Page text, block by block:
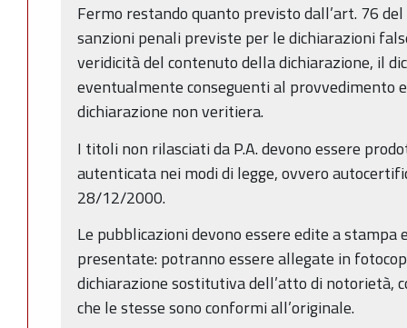
Fermo restando quanto previsto dall’art. 76
sanzioni penali previste per le dichiarazioni
veridicità del contenuto della dichiarazione, il
eventualmente conseguenti al provvedimento
dichiarazione non veritiera.
I titoli non rilasciati da P.A. devono essere
autenticata nei modi di legge, ovvero
28/12/2000.
Le pubblicazioni devono essere edite a stampa
presentate: potranno essere allegate in
dichiarazione sostitutiva dell’atto di notorietà,
che le stesse sono conformi all’originale.